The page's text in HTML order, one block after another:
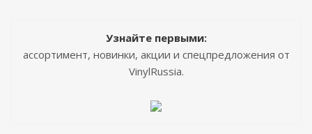
Узнайте первыми:
ассортимент, новинки, акции и спецпредложения от
VinylRussia.